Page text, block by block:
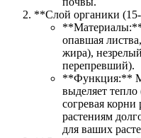
**Слой органики
**Материалы:**
опавшая
жира),
перепревший).
**Функция:**
выделяет
согревая корни
растениям
для ваших